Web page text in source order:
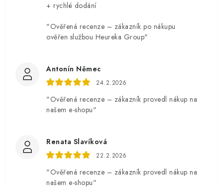
+ rychlé dodání
"Ověřená recenze – zákazník po nákupu
ověřen službou Heureka Group"
Antonín Němec
24.2.2026
"Ověřená recenze – zákazník provedl nákup na
našem e-shopu"
Renata Slavíková
22.2.2026
"Ověřená recenze – zákazník provedl nákup na
našem e-shopu"